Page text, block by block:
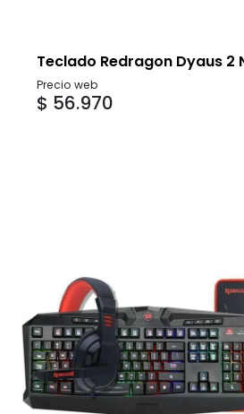
Teclado Redragon Dyaus 2
Precio web
$ 56.970